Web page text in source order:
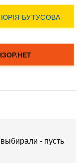
- пусть